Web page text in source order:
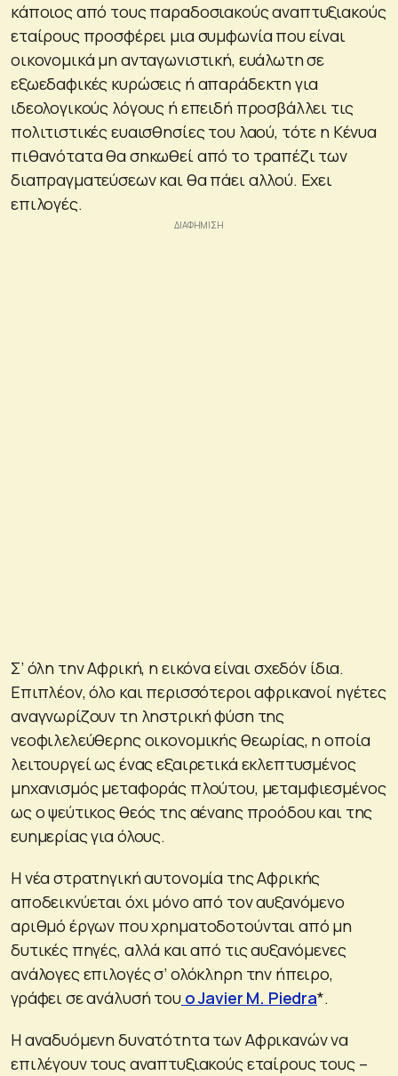
κάποιος από τους παραδοσιακούς αναπτυξιακούς
εταίρους προσφέρει μια συμφωνία που είναι
οικονομικά μη ανταγωνιστική, ευάλωτη σε
εξωεδαφικές κυρώσεις ή απαράδεκτη για
ιδεολογικούς λόγους ή επειδή προσβάλλει τις
πολιτιστικές ευαισθησίες του λαού, τότε η Κένυα
πιθανότατα θα σηκωθεί από το τραπέζι των
διαπραγματεύσεων και θα πάει αλλού. Εχει
επιλογές.
Σ’ όλη την Αφρική, η εικόνα είναι σχεδόν ίδια.
Επιπλέον, όλο και περισσότεροι αφρικανοί ηγέτες
αναγνωρίζουν τη ληστρική φύση της
νεοφιλελεύθερης οικονομικής θεωρίας, η οποία
λειτουργεί ως ένας εξαιρετικά εκλεπτυσμένος
μηχανισμός μεταφοράς πλούτου, μεταμφιεσμένος
ως ο ψεύτικος θεός της αέναης προόδου και της
ευημερίας για όλους.
Η νέα στρατηγική αυτονομία της Αφρικής
αποδεικνύεται όχι μόνο από τον αυξανόμενο
αριθμό έργων που χρηματοδοτούνται από μη
δυτικές πηγές, αλλά και από τις αυξανόμενες
ανάλογες επιλογές σ’ ολόκληρη την ήπειρο,
γράφει σε ανάλυσή τουο Javier M. Piedra*.
Η αναδυόμενη δυνατότητα των Αφρικανών να
επιλέγουν τους αναπτυξιακούς εταίρους τους –